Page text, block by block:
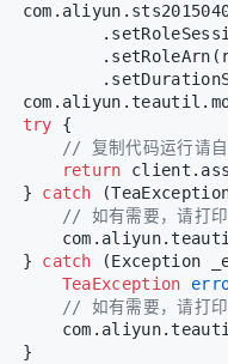
try {
// 复制代码运行请
return
}
catch
// 如有需要，请打
}
catch (Exception
TeaException
// 如有需要，请打
}